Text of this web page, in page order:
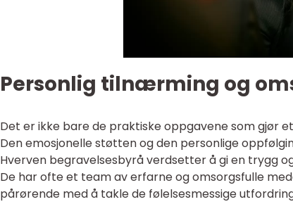
Personlig tilnærming og
Det er ikke bare de praktiske oppgavene som gjør
Den emosjonelle støtten og den personlige
Hverven begravelsesbyrå verdsetter å gi en trygg
De har ofte et team av erfarne og omsorgsfulle
pårørende med å takle de følelsesmessige